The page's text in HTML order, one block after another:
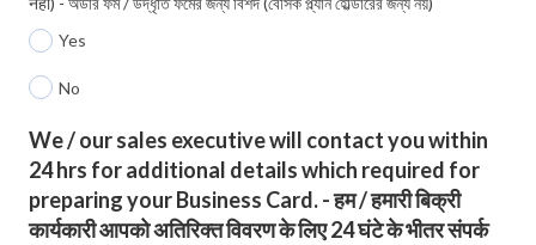
Yes
No
We / our sales executive will contact you within
24 hrs for additional details which required for
preparing your Business Card. - हम / हमारी बिक्री
कार्यकारी आपको अतिरिक्त विवरण के लिए 24 घंटे के भीतर संपर्क